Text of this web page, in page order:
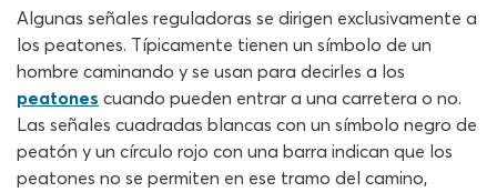
Algunas señales reguladoras se dirigen exclusivamente a
los peatones. Típicamente tienen un símbolo de un
hombre caminando y se usan para decirles a los
peatones cuando pueden entrar a una carretera o no.
Las señales cuadradas blancas con un símbolo negro de
peatón y un círculo rojo con una barra indican que los
peatones no se permiten en ese tramo del camino,